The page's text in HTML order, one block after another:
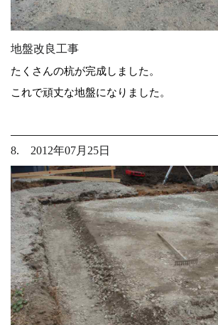
地盤改良工事
たくさんの杭が完成しました。
これで頑丈な地盤になりました。
8. 2012年07月25日